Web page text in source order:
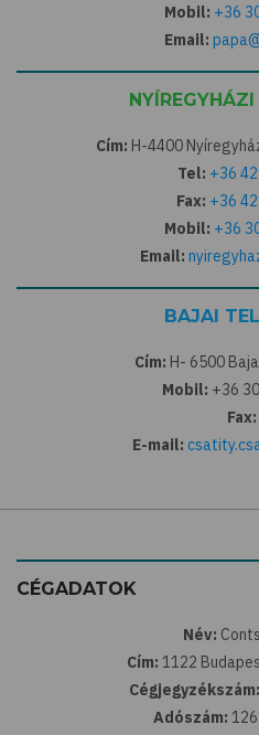
Mobil: +36
Email:
Cím: H-4400
Tel: +36
Fax: +36
Mobil: +36
Email:
BAJAI
Cím: H- 6500
Mobil: +36
Fax:
E-mail:
CÉGADATOK
Név:
Cím: 1122
Cégjegyzékszám:
Adószám: